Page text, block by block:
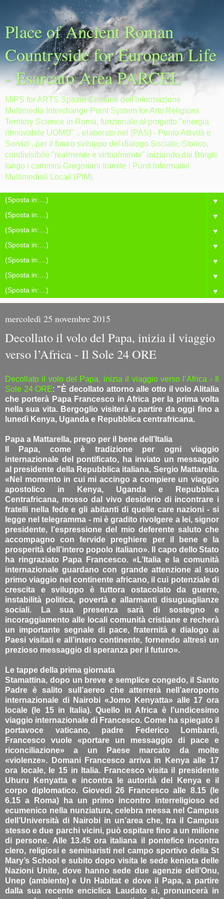
Place of Ancient Roman
Countryside for European Life
- Esarcato Area PARCEL
MIPS for ARTS Spazio Comune dell'Informazione
Multimedia Interchange Point System for Arts Religions
Territory Science in Roma, funzionale al progetto "energia
rinnovabile UOMO" .. elaborato nel (PAS) - Punto Attività e
Servizi ..per il futuro sviluppo del dialogo Sociale, Storico,
condivisibile "realmente e virtualmente" iniziando dai Borghi
lungo i cammini Gregoriani tramite i Punti Informativi
Multimediali Locali (PIM).
▼
▼
▼
▼
▼
▼
▼
mercoledì 25 novembre 2015
Decollato il volo del Papa, inizia il viaggio
verso l’Africa - Il Sole 24 ORE
Decollato il volo del Papa, inizia il viaggio verso l’Africa - Il
Sole 24 ORE: "È decollato attorno alle otto il volo Alitalia
che porterà Papa Francesco in Africa per la prima volta
nella sua vita. Bergoglio visiterà a partire da oggi fino a
lunedì Kenya, Uganda e Repubblica centrafricana.
Papa a Mattarella, prego per il bene dell’Italia
Il Papa, come è tradizione per ogni viaggio
internazionale del pontificato, ha inviato un messaggio
al presidente della Repubblica italiana, Sergio Mattarella.
«Nel momento in cui mi accingo a compiere un viaggio
apostolico in Kenya, Uganda e Repubblica
Centrafricana, mosso dal vivo desiderio di incontrare i
fratelli nella fede e gli abitanti di quelle care nazioni - si
legge nel telegramma - mi è gradito rivolgere a lei, signor
presidente, l’espressione del mio deferente saluto che
accompagno con fervide preghiere per il bene e la
prosperità dell’intero popolo italiano». Il capo dello Stato
ha ringraziato Papa Francesco. «L’Italia e la comunità
internazionale guardano con grande attenzione al suo
primo viaggio nel continente africano, il cui potenziale di
crescita e sviluppo è tuttora ostacolato da guerre,
instabilità politica, povertà e allarmanti disuguaglianze
sociali. La sua presenza sarà di sostegno e
incoraggiamento alle locali comunità cristiane e recherà
un importante segnale di pace, fraternità e dialogo ai
Paesi visitati e all’intero continente, fornendo altresì un
prezioso messaggio di speranza per il futuro».
Le tappe della prima giornata
Stamattina, dopo un breve e semplice congedo, il Santo
Padre è salito sull’aereo che atterrerà nell’aeroporto
internazionale di Nairobi «Jomo Kenyatta» alle 17 ora
locale (le 15 in Italia). Quello in Africa è l’undicesimo
viaggio internazionale di Francesco. Come ha spiegato il
portavoce vaticano, padre Federico Lombardi,
Francesco vuole «portare un messaggio di pace e
riconciliazione» a un Paese marcato da molte
«violenze». Domani Francesco arriva in Kenya alle 17
ora locale, le 15 in Italia. Francesco visita il presidente
Uhuru Kenyatta e incontra le autorità del Kenya e il
corpo diplomatico. Giovedì 26 Francesco alle 8.15 (le
6.15 a Roma) ha un primo incontro interreligioso ed
ecumenico nella nunziatura, celebra messa nel Campus
dell’Università di Nairobi in un’area che, tra il Campus
stesso e due parchi vicini, può ospitare fino a un milione
di persone. Alle 13.45 ora italiana il pontefice incontra
clero, religiosi e seminaristi nel campo sportivo della St
Mary’s School e subito dopo visita le sede keniota delle
Nazioni Unite, dove hanno sede due agenzie dell’Onu,
Unep (ambiente) e Un Habitat e dove il Papa, a partire
dalla sua recente enciclica Laudato sì, pronuncerà in